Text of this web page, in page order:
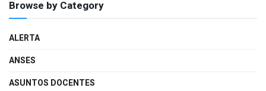
Browse by Category
ALERTA
ANSES
ASUNTOS DOCENTES